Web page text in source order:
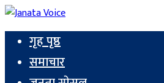
गृह पृष्ठ
समाचार